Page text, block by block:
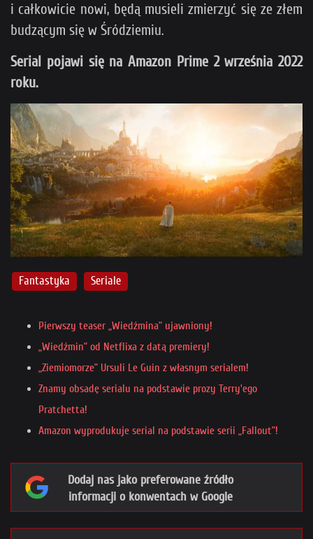
i całkowicie nowi, będą musieli zmierzyć się ze złem
budzącym się w Śródziemiu.
Serial pojawi się na Amazon Prime 2 września 2022
roku.
Fantastyka Seriale
Pierwszy teaser „Wiedźmina” ujawniony!
„Wiedźmin” od Netflixa z datą premiery!
„Ziemiomorze” Ursuli Le Guin z własnym serialem!
Znamy obsadę serialu na podstawie prozy Terry'ego
Pratchetta!
Amazon wyprodukuje serial na podstawie serii „Fallout”!
Dodaj nas jako preferowane źródło
informacji o konwentach w Google